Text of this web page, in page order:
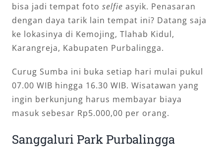
bisa jadi tempat foto selfie asyik. Penasaran
dengan daya tarik lain tempat ini? Datang saja
ke lokasinya di Kemojing, Tlahab Kidul,
Karangreja, Kabupaten Purbalingga.
Curug Sumba ini buka setiap hari mulai pukul
07.00 WIB hingga 16.30 WIB. Wisatawan yang
ingin berkunjung harus membayar biaya
masuk sebesar Rp5.000,00 per orang.
Sanggaluri Park Purbalingga